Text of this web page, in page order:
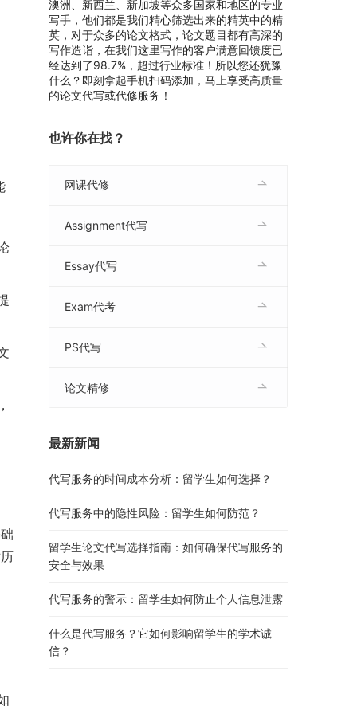
澳洲、新西兰、新加坡等众多国家和地区的专业
写手，他们都是我们精心筛选出来的精英中的精
英，对于众多的论文格式，论文题目都有高深的
写作造诣，在我们这里写作的客户满意回馈度已
经达到了98.7%，超过行业标准！所以您还犹豫
什么？即刻拿起手机扫码添加，马上享受高质量
的论文代写或代修服务！
也许你在找？
网课代修
Assignment代写
Essay代写
Exam代考
PS代写
论文精修
最新新闻
代写服务的时间成本分析：留学生如何选择？
代写服务中的隐性风险：留学生如何防范？
留学生论文代写选择指南：如何确保代写服务的
安全与效果
代写服务的警示：留学生如何防止个人信息泄露
什么是代写服务？它如何影响留学生的学术诚
信？